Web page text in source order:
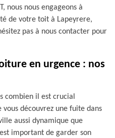
nous nous engageons à
de votre toit à Lapeyrere,
pas à nous contacter pour
en urgence : nos
combien il est crucial
découvrez une fuite dans
aussi dynamique que
important de garder son